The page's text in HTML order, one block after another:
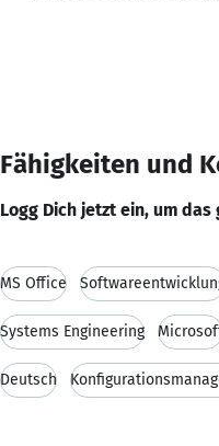
Fähigkeiten und
Logg Dich jetzt ein, um
MS Office
Systems Engineering
Deutsch